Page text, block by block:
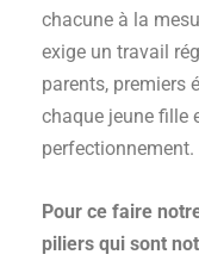
chacune à la
exige un travail
parents, premiers
chaque jeune fille
perfectionnement.
Pour ce faire
piliers qui sont